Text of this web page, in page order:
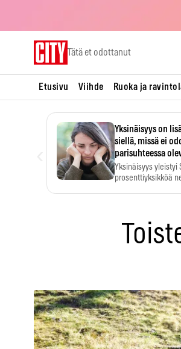
Tätä et odottanut
Etusivu Viihde Ruoka ja
Yksinäisyys on
siellä, missä ei
parisuhteessa
Yksinäisyys yleistyi
prosenttiyksikköä